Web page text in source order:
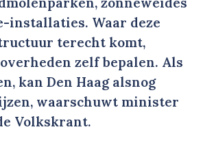
installaties. Waar deze
terecht komt,
zelf bepalen. Als
kan Den Haag alsnog
waarschuwt minister
Volkskrant.